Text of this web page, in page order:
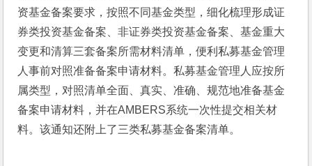
资基金备案要求，按照不同基金类型，细化梳理形成证
券类投资基金备案、非证券类投资基金备案、基金重大
变更和清算三套备案所需材料清单，便利私募基金管理
人事前对照准备备案申请材料。私募基金管理人应按所
属类型，对照清单全面、真实、准确、规范地准备基金
备案申请材料，并在AMBERS系统一次性提交相关材
料。该通知还附上了三类私募基金备案清单。